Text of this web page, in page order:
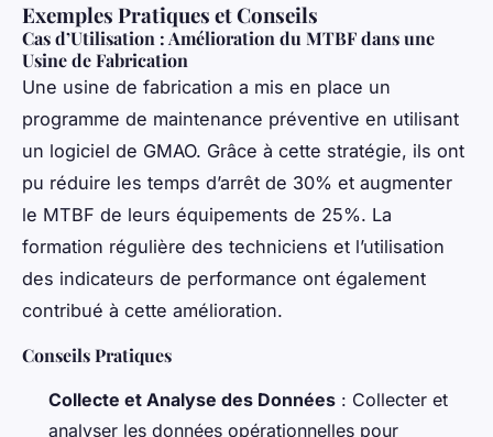
Exemples Pratiques et Conseils
Cas d’Utilisation : Amélioration du MTBF dans une
Usine de Fabrication
Une usine de fabrication a mis en place un
programme de maintenance préventive en utilisant
un logiciel de GMAO. Grâce à cette stratégie, ils ont
pu réduire les temps d’arrêt de 30% et augmenter
le MTBF de leurs équipements de 25%. La
formation régulière des techniciens et l’utilisation
des indicateurs de performance ont également
contribué à cette amélioration.
Conseils Pratiques
Collecte et Analyse des Données : Collecter et
analyser les données opérationnelles pour